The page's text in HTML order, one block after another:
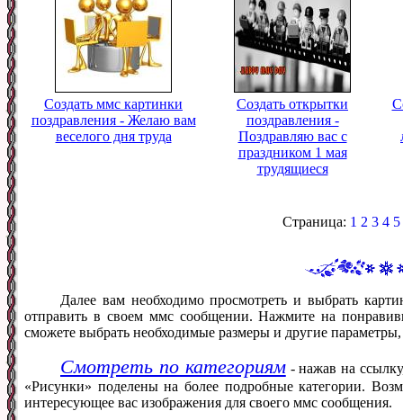
Создать ммс картинки
поздравления - Желаю вам
веселого дня труда
Создать открытки
поздравления -
Поздравляю вас с
праздником 1 мая
трудящиеся
Страница: 1 2 3 4 5
Далее вам необходимо просмотреть и выбрать
отправить в своем ммс сообщении. Нажмите на
сможете выбрать необходимые размеры и другие
Смотреть по категориям- нажав на
«Рисунки» поделены на более подробные категории.
интересующее вас изображения для своего ммс сообщения.